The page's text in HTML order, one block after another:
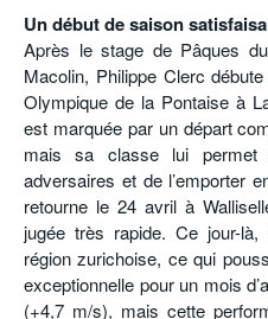
Un début de saison
Après le stage de Pâques
Macolin, Philippe Clerc
Olympique de la Pontaise à
est marquée par un départ
mais sa classe lui permet
adversaires et de l’emporter
retourne le 24 avril à
jugée très rapide. Ce jour-
région zurichoise, ce qui
exceptionnelle pour un mois
(+4,7 m/s), mais cette